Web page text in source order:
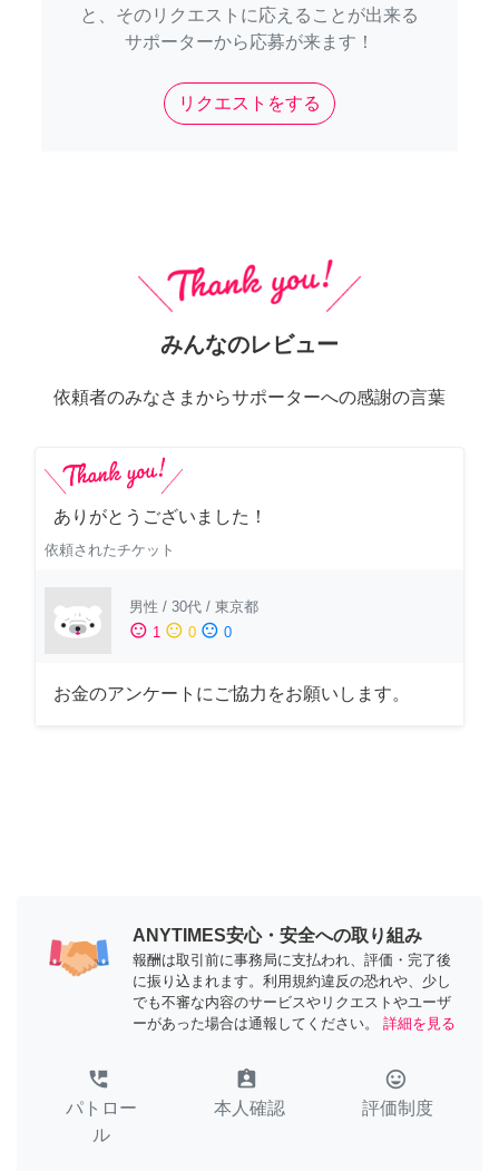
と、そのリクエストに応えることが出来る
サポーターから応募が来ます！
リクエストをする
みんなのレビュー
依頼者のみなさまからサポーターへの感謝の言葉
ありがとうございました！
依頼されたチケット
男性 / 30代 / 東京都
sentiment_satisfied 1 sentiment_neutral 0 sentiment_dissatisfied 0
お金のアンケートにご協力をお願いします。
ANYTIMES安心・安全への取り組み
報酬は取引前に事務局に支払われ、評価・完了後
に振り込まれます。利用規約違反の恐れや、少し
でも不審な内容のサービスやリクエストやユーザ
ーがあった場合は通報してください。
詳細を見る
perm_phone_msg
パトロー
ル
assignment_ind
本人確認
tag_faces
評価制度